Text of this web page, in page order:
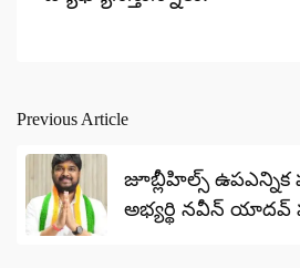
Post
navigation
Previous Article
జూబ్లీహిల్స్ ఉపఎన్నిక
అభ్యర్థి నవీన్